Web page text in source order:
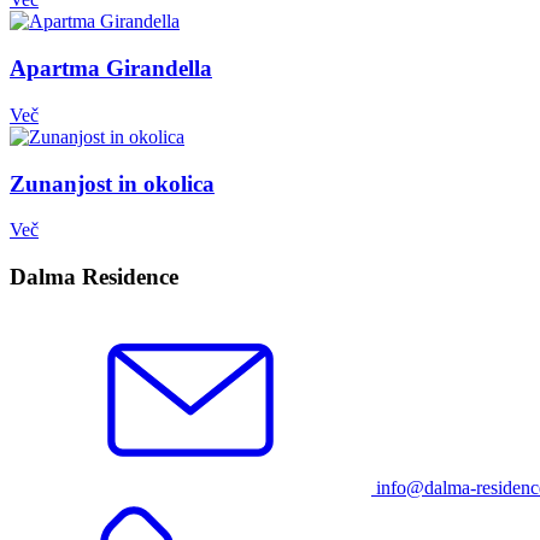
Apartma Girandella
Več
Zunanjost in okolica
Več
Dalma Residence
info@dalma-